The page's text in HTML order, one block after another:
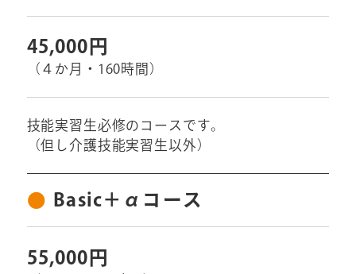
45,000円
（４か月・160時間）
技能実習生必修のコースです。
（但し介護技能実習生以外）
Basic＋αコース
55,000円